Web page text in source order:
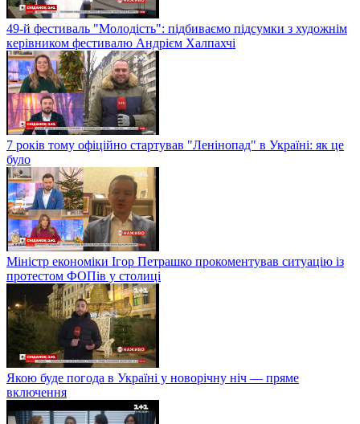
49-й фестиваль "Молодість": підбиваємо підсумки з художнім
керівником фестивалю Андрієм Халпахчі
7 років тому офіційно стартував "Ленінопад" в Україні: як це
було
Міністр економіки Ігор Петрашко прокоментував ситуацію із
протестом ФОПів у столиці
Якою буде погода в Україні у новорічну ніч — пряме
включення